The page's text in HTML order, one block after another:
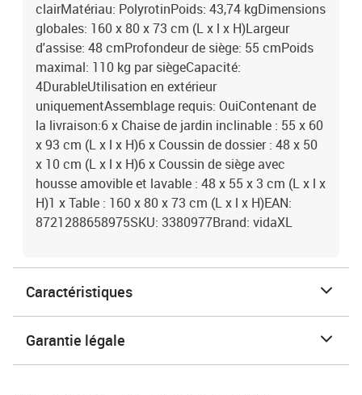
clairMatériau: PolyrotinPoids: 43,74 kgDimensions
globales: 160 x 80 x 73 cm (L x l x H)Largeur
d'assise: 48 cmProfondeur de siège: 55 cmPoids
maximal: 110 kg par siègeCapacité:
4DurableUtilisation en extérieur
uniquementAssemblage requis: OuiContenant de
la livraison:6 x Chaise de jardin inclinable : 55 x 60
x 93 cm (L x l x H)6 x Coussin de dossier : 48 x 50
x 10 cm (L x l x H)6 x Coussin de siège avec
housse amovible et lavable : 48 x 55 x 3 cm (L x l x
H)1 x Table : 160 x 80 x 73 cm (L x l x H)EAN:
8721288658975SKU: 3380977Brand: vidaXL
Caractéristiques
Garantie légale